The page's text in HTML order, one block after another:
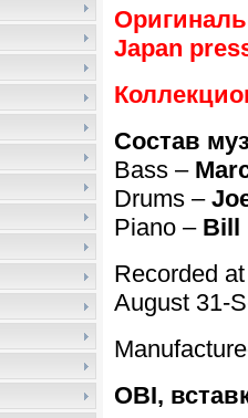
Japan
Состав
Bass –
Drums –
Piano – Bill
Recorded
August 31-
OBI,